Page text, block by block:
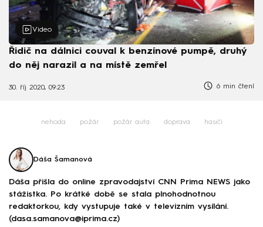
Video
Řidič na dálnici couval k benzínové pumpě, druhý
do něj narazil a na místě zemřel
30. říj 2020, 09:23 6 min čtení
nehoda požár požár auta doprava hasiči
Dáša Šamanová
Dáša přišla do online zpravodajství CNN Prima NEWS jako
stážistka. Po krátké době se stala plnohodnotnou
redaktorkou, kdy vystupuje také v televizním vysílání.
(dasa.samanova@iprima.cz)